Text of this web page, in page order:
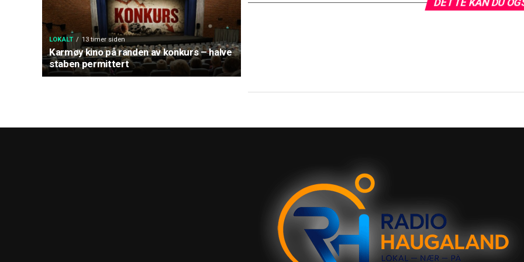
LOKALT 13 timer siden
Karmøy kino på randen av konkurs – halve
staben permittert
DETTE KAN DU